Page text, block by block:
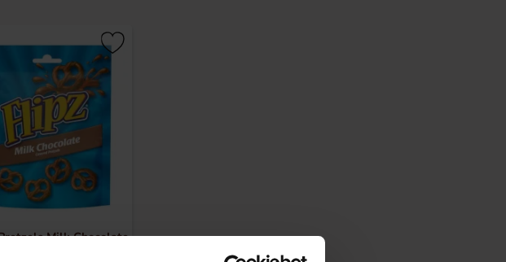
er lavet af friske, sprøde pretzels, der oprindeligt var
smagsvarianter af Flipz, inklusive smage som Dark
nyde pretzels på, de tilbyder en fantastisk kombination af
du har brug for lidt energi on-the-go! Så utroligt lækre, at
Milk Chocolate